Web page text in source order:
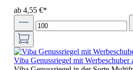
ab 4,55 €*
Viba Genussriegel mit Werbeschuber